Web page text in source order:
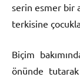
serin esmer bir
terkisine
Biçim
önünde